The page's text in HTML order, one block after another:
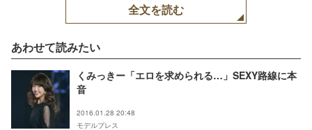
全文を読む
あわせて読みたい
くみっきー「エロを求められる…」SEXY路線に本
音
2016.01.28 20:48
モデルプレス